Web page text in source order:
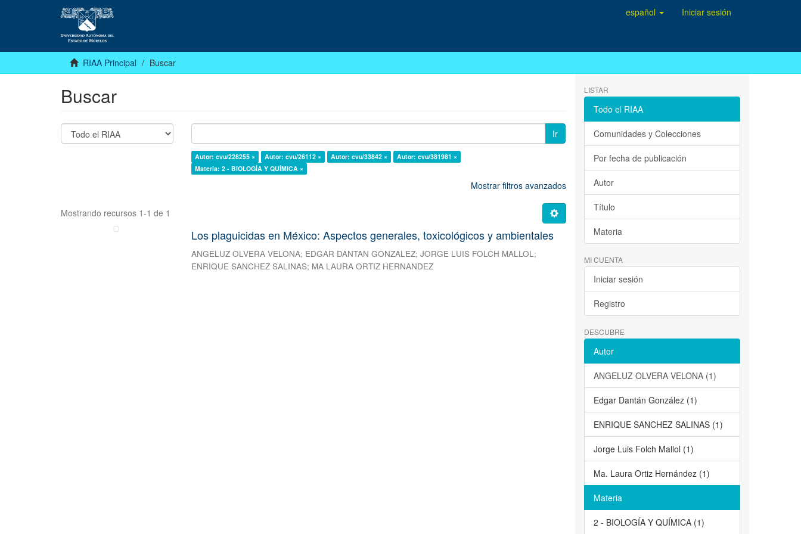
español Iniciar sesión
RIAA Principal Buscar
Buscar
Ir
Autor: cvu/228255 × Autor: cvu/26112 × Autor: cvu/33842 ×
Autor: cvu/381981 ×
Materia: 2 - BIOLOGÍA Y QUÍMICA ×
Mostrar filtros avanzados
Mostrando recursos 1-1 de 1
Los plaguicidas en México: Aspectos generales, toxicológicos y ambientales
ANGELUZ OLVERA VELONA; EDGAR DANTAN GONZALEZ;JORGE LUIS FOLCH MALLOL;
ENRIQUE SANCHEZ SALINAS; MA LAURA ORTIZ HERNANDEZ
LISTAR
Todo el RIAA
Comunidades y Colecciones
Por fecha de publicación
Autor
Título
Materia
MI CUENTA
Iniciar sesión
Registro
DESCUBRE
Autor
ANGELUZ OLVERA VELONA (1)
Edgar Dantán González (1)
ENRIQUE SANCHEZ SALINAS (1)
Jorge Luis Folch Mallol (1)
Ma. Laura Ortiz Hernández (1)
Materia
2 - BIOLOGÍA Y QUÍMICA (1)